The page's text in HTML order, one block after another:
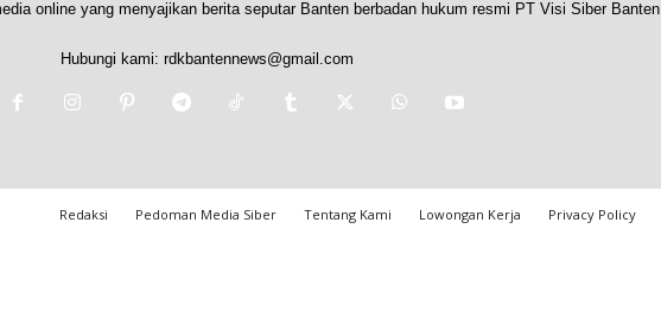
online yang menyajikan berita seputar Banten berbadan hukum resmi PT Visi Siber Banten
Hubungi kami: rdkbantennews@gmail.com
Redaksi Pedoman Media Siber Tentang Kami Lowongan Kerja Privacy Policy